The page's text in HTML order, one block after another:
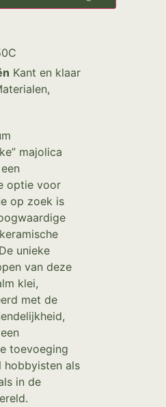
Kant en klaar
,
majolica
optie voor
op zoek is
unieke
van deze
klei,
met de
toevoeging
hobbyisten als
in de